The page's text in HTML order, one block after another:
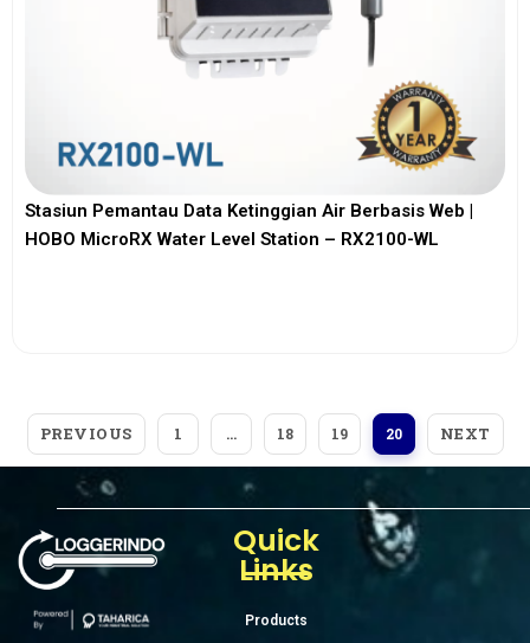
Stasiun Pemantau Data Ketinggian Air Berbasis Web |
HOBO MicroRX Water Level Station – RX2100-WL
PREVIOUS 1 … 18 19 20 NEXT
Quick
Links
Products